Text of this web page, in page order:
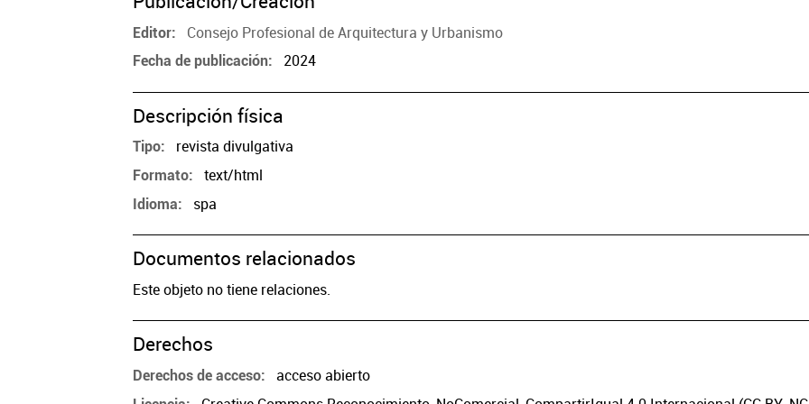
Editor Consejo Profesional de Arquitectura y Urbanismo
Fecha de publicación 2024
Descripción física
Tipo revista divulgativa
Formato text/html
Idioma spa
Documentos relacionados
Este objeto no tiene relaciones.
Derechos
Derechos de acceso acceso abierto